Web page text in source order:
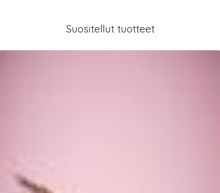
Suositellut tuotteet